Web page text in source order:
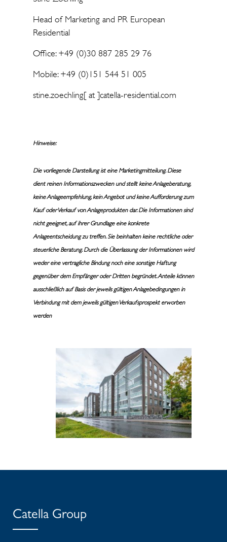
Head of Marketing and PR European
Residential
Office: +49 (0)30 887 285 29 76
Mobile: +49 (0)151 544 51 005
stine.zoechling[ at ]catella-residential.com
Hinweise:
Die vorliegende Darstellung ist eine Marketingmitteilung. Diese
dient reinen Informationszwecken und stellt keine Anlageberatung,
keine Anlageempfehlung, kein Angebot und keine Aufforderung zum
Kauf oder Verkauf von Anlageprodukten dar. Die Informationen sind
nicht geeignet, auf ihrer Grundlage eine konkrete
Anlageentscheidung zu treffen. Sie beinhalten keine rechtliche oder
steuerliche Beratung. Durch die Überlassung der Informationen wird
weder eine vertragliche Bindung noch eine sonstige Haftung
gegenüber dem Empfänger oder Dritten begründet. Anteile können
ausschließlich auf Basis der jeweils gültigen Anlagebedingungen in
Verbindung mit dem jeweils gültigen Verkaufsprospekt erworben
werden
Catella Group